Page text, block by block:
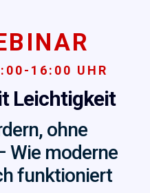
16:00 UHR
Leichtigkeit
ohne
Wie moderne
funktioniert